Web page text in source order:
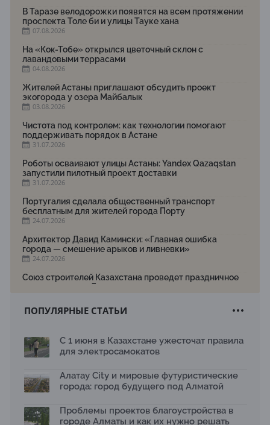
В Таразе велодорожки появятся на всем протяжении
проспекта Толе би и улицы Тауке хана
07.08.2026
На «Кок-Тобе» открылся цветочный склон с
лавандовыми террасами
04.08.2026
Жителей Астаны приглашают обсудить проект
экогорода у озера Майбалык
03.08.2026
Чистота под контролем: как технологии помогают
поддерживать порядок в Астане
31.07.2026
Роботы осваивают улицы Астаны: Yandex Qazaqstan
запустили пилотный проект доставки
31.07.2026
Португалия сделала общественный транспорт
бесплатным для жителей города Порту
24.07.2026
Архитектор Давид Камински: «Главная ошибка
города — смешение арыков и ливневки»
24.07.2026
Союз строителей Казахстана проведет праздничное
мероприятие ко Дню строителя
Новый Строительный кодекс: что изменилось для
17.07.2026
рободоставки в Астане
15.07.2026
2026 принимает заявки до 31 июля
13.07.2026
ПОПУЛЯРНЫЕ СТАТЬИ
С 1 июня в Казахстане ужесточат правила
для электросамокатов
Алатау City и мировые футуристические
города: город будущего под Алматой
Проблемы проектов благоустройства в
городе Алматы и как их нужно решать